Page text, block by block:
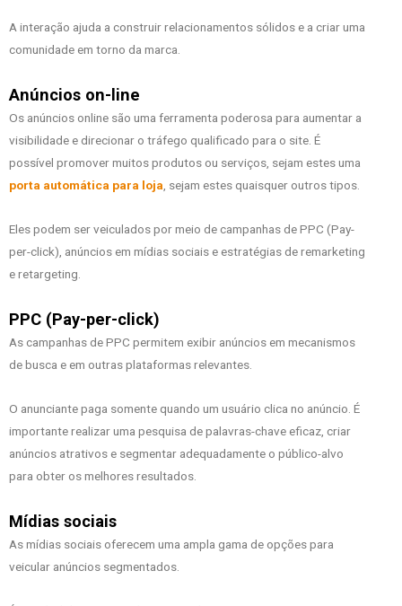
A interação ajuda a construir relacionamentos sólidos e a criar uma
comunidade em torno da marca.
Anúncios on-line
Os anúncios online são uma ferramenta poderosa para aumentar a
visibilidade e direcionar o tráfego qualificado para o site. É
possível promover muitos produtos ou serviços, sejam estes uma
porta automática para loja , sejam estes quaisquer outros tipos.
Eles podem ser veiculados por meio de campanhas de PPC (Pay-
per-click), anúncios em mídias sociais e estratégias de remarketing
e retargeting.
PPC (Pay-per-click)
As campanhas de PPC permitem exibir anúncios em mecanismos
de busca e em outras plataformas relevantes.
O anunciante paga somente quando um usuário clica no anúncio. É
importante realizar uma pesquisa de palavras-chave eficaz, criar
anúncios atrativos e segmentar adequadamente o público-alvo
para obter os melhores resultados.
Mídias sociais
As mídias sociais oferecem uma ampla gama de opções para
veicular anúncios segmentados.